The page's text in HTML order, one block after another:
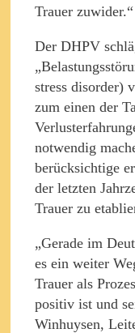
Trauer zuwider.“
Der DHPV
stress disorder)
zum einen der
notwendig
berücksichtige
der letzten
Trauer zu
„Gerade im
es ein weiter
Trauer als
positiv ist und
Winhuysen,